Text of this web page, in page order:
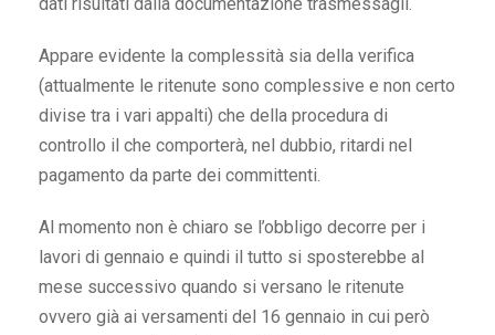
dati risultati dalla documentazione trasmessagli.
Appare evidente la complessità sia della verifica
(attualmente le ritenute sono complessive e non certo
divise tra i vari appalti) che della procedura di
controllo il che comporterà, nel dubbio, ritardi nel
pagamento da parte dei committenti.
Al momento non è chiaro se l’obbligo decorre per i
lavori di gennaio e quindi il tutto si sposterebbe al
mese successivo quando si versano le ritenute
ovvero già ai versamenti del 16 gennaio in cui però